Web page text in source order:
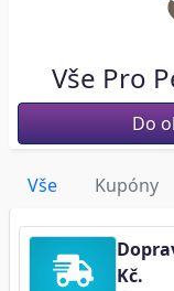
Vše Pro
Do
Vše Kupóny
Kč.